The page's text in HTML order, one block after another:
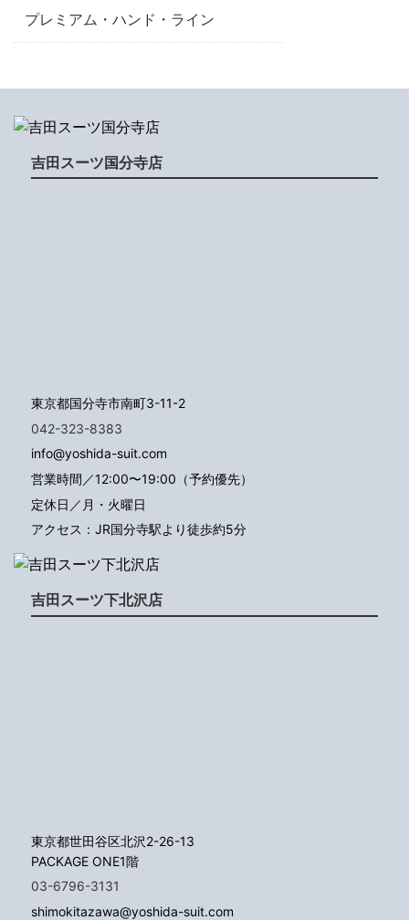
プレミアム・ハンド・ライン
吉田スーツ国分寺店
東京都国分寺市南町3-11-2
042-323-8383
info@yoshida-suit.com
営業時間／12:00〜19:00（予約優先）
定休日／月・火曜日
アクセス：JR国分寺駅より徒歩約5分
吉田スーツ下北沢店
東京都世田谷区北沢2-26-13
PACKAGE ONE1階
03-6796-3131
shimokitazawa@yoshida-suit.com